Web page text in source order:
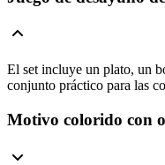
El set incluye un plato, un
conjunto práctico para las
Motivo colorido con